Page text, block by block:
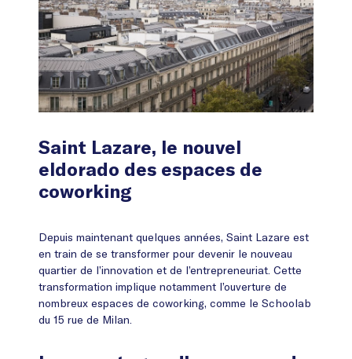
Saint Lazare, le nouvel
eldorado des espaces de
coworking
Depuis maintenant quelques années, Saint Lazare est
en train de se transformer pour devenir le nouveau
quartier de l’innovation et de l’entrepreneuriat. Cette
transformation implique notamment l’ouverture de
nombreux espaces de coworking, comme le Schoolab
du 15 rue de Milan.